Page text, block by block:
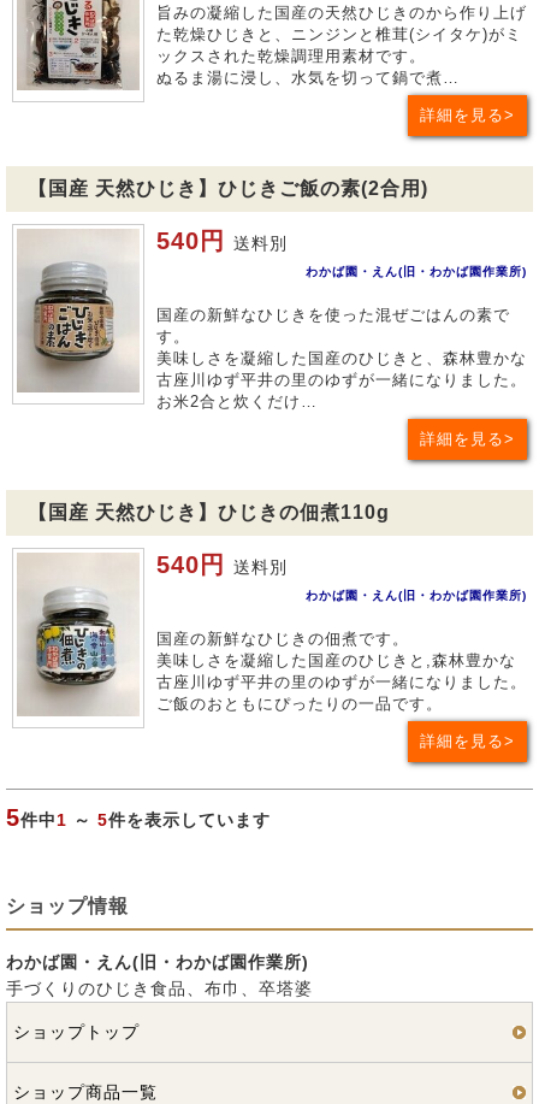
旨みの凝縮した国産の天然ひじきのから作り上げ
た乾燥ひじきと、ニンジンと椎茸(シイタケ)がミ
ックスされた乾燥調理用素材です。
ぬるま湯に浸し、水気を切って鍋で煮…
詳細を見る
【国産 天然ひじき】ひじきご飯の素(2合用)
540円 送料別
わかば園・えん(旧・わかば園作業所)
国産の新鮮なひじきを使った混ぜごはんの素で
す。
美味しさを凝縮した国産のひじきと、森林豊かな
古座川ゆず平井の里のゆずが一緒になりました。
お米2合と炊くだけ…
詳細を見る
【国産 天然ひじき】ひじきの佃煮110g
540円 送料別
わかば園・えん(旧・わかば園作業所)
国産の新鮮なひじきの佃煮です。
美味しさを凝縮した国産のひじきと,森林豊かな
古座川ゆず平井の里のゆずが一緒になりました。
ご飯のおともにぴったりの一品です。
詳細を見る
5件中1 ～ 5件を表示しています
ショップ情報
わかば園・えん(旧・わかば園作業所)
手づくりのひじき食品、布巾、卒塔婆
ショップトップ
ショップ商品一覧